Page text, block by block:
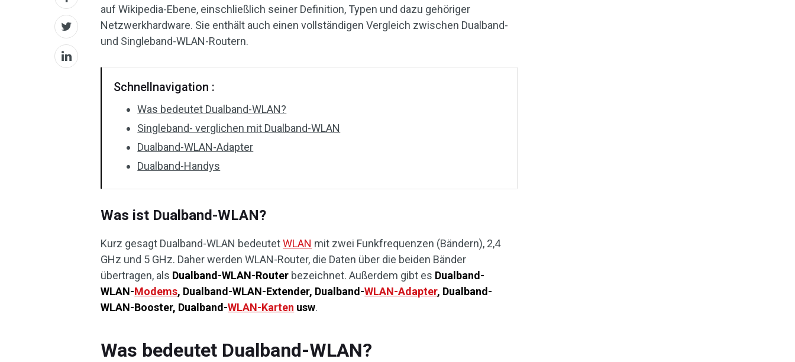
auf Wikipedia-Ebene, einschließlich seiner Definition, Typen und dazu gehöriger
Netzwerkhardware. Sie enthält auch einen vollständigen Vergleich zwischen Dualband-
und Singleband-WLAN-Routern.
Schnellnavigation :
Was bedeutet Dualband-WLAN?
Singleband- verglichen mit Dualband-WLAN
Dualband-WLAN-Adapter
Dualband-Handys
Was ist Dualband-WLAN?
Kurz gesagt Dualband-WLAN bedeutetWLAN mit zwei Funkfrequenzen (Bändern), 2,4
GHz und 5 GHz. Daher werden WLAN-Router, die Daten über die beiden Bänder
übertragen, als Dualband-WLAN-Router bezeichnet. Außerdem gibt es Dualband-
WLAN-Modems, Dualband-WLAN-Extender, Dualband-WLAN-Adapter, Dualband-
WLAN-Booster, Dualband-WLAN-Karten usw.
Was bedeutet Dualband-WLAN?